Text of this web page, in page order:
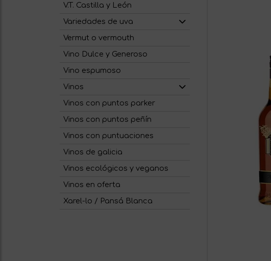
V.T. Castilla y León
Variedades de uva
Vermut o vermouth
Vino Dulce y Generoso
Vino espumoso
Vinos
Vinos con puntos parker
Vinos con puntos peñín
Vinos con puntuaciones
Vinos de galicia
Vinos ecológicos y veganos
Vinos en oferta
Xarel-lo / Pansá Blanca